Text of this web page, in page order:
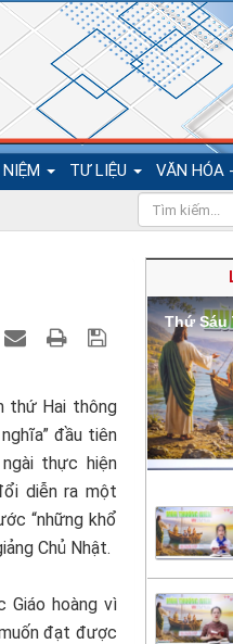
TƯ LIỆU VĂN HÓA
thứ Hai thông
đầu tiên
thực hiện
diễn ra một
“những khổ
Chủ Nhật.
Giáo hoàng vì
đạt được
Thứ Sáu